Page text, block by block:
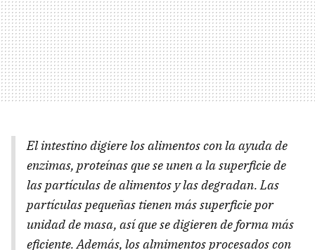
El intestino digiere los alimentos con la ayuda de
enzimas, proteínas que se unen a la superficie de
las partículas de alimentos y las degradan. Las
partículas pequeñas tienen más superficie por
unidad de masa, así que se digieren de forma más
eficiente. Además, los almimentos procesados con